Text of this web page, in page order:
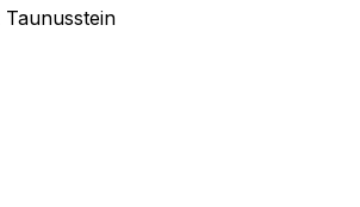
Taunusstein